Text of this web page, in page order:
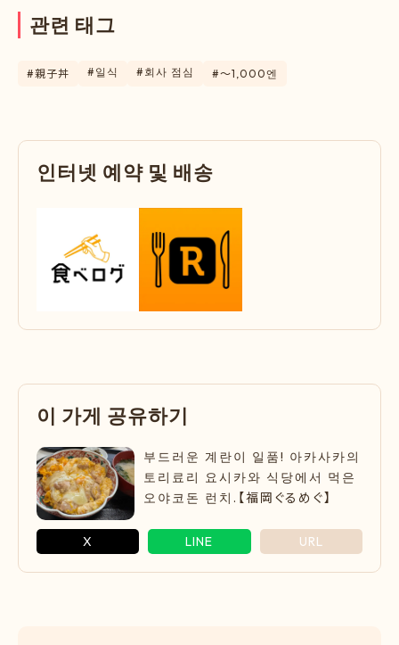
관련 태그
#親子丼 #일식 #회사 점심 #〜1,000엔
인터넷 예약 및 배송
이 가게 공유하기
부드러운 계란이 일품! 아카사카의
토리료리 요시카와 식당에서 먹은
오야코돈 런치.【福岡ぐるめぐ】
X LINE URL